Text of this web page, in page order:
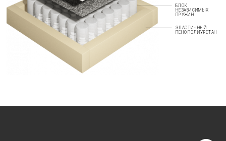
БЛОК
НЕЗАВИСИМЫХ
ПРУЖИН
ЭЛАСТИЧНЫЙ
ПЕНОПОЛИУРЕТАН